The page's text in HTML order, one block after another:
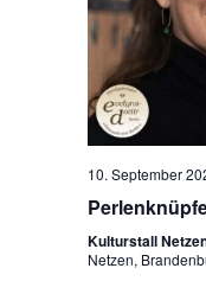
10. September
Kulturstall
Netzen,